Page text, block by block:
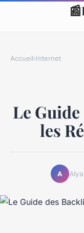
📰
Accueil›Internet
Le
les
A Alya